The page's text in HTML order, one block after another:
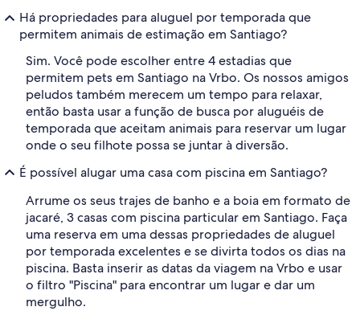
Há propriedades para aluguel por temporada que
permitem animais de estimação em Santiago?
Sim. Você pode escolher entre 4 estadias que
permitem pets em Santiago na Vrbo. Os nossos amigos
peludos também merecem um tempo para relaxar,
então basta usar a função de busca por aluguéis de
temporada que aceitam animais para reservar um lugar
onde o seu filhote possa se juntar à diversão.
É possível alugar uma casa com piscina em Santiago?
Arrume os seus trajes de banho e a boia em formato de
jacaré, 3 casas com piscina particular em Santiago. Faça
uma reserva em uma dessas propriedades de aluguel
por temporada excelentes e se divirta todos os dias na
piscina. Basta inserir as datas da viagem na Vrbo e usar
o filtro "Piscina" para encontrar um lugar e dar um
mergulho.